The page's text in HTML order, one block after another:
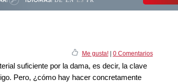
Me gusta!| 0 Comentarios
suficiente por la dama, es decir, la clave
Pero, ¿cómo hay hacer concretamente